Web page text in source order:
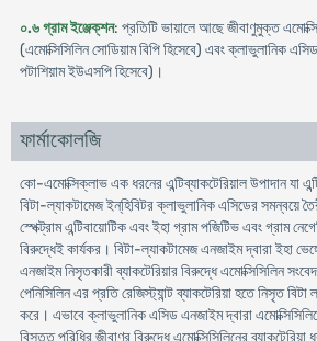
০.৬ গ্রাম ইঞ্জেক্‌শন: প্রতিটি ভায়ালে আছে জীবাণুমুক্ত
(এমোক্সিসিলিন সোডিয়াম বিপি হিসেবে) এবং ক্লাভুলানিক
পটাশিয়াম ইউএসপি হিসেবে)।
ফার্মাকোলজি
কো-এমোক্সিক্লাভ এক ধরনের এন্টিব্যাকটেরিয়াল উপাদান যা
বিটা-ল্যাকটামেজ ইন্‌হিবিটর ক্লাভুলানিক এসিডের সমন্বয়ে
স্পেক্ট্রাম এন্টিবায়োটিক এবং ইহা গ্রাম পজিটিভ এবং গ্রাম
বিরুদ্ধেই কার্যকর। বিটা-ল্যাকটামেজ এনজাইম দ্বারা ইহা
এনজাইম নিসৃতকারী ব্যাকটেরিয়ার বিরুদ্ধে এমোক্সিসিলিন
পেনিসিলিন এর প্রতি রেজিস্ট্যান্ট ব্যাকটেরিয়া হতে নিসৃত
করে। এভাবে ক্লাভুলানিক এসিড এনজাইম দ্বারা
বিস্তৃত পরিধির জীবাণুর বিরুদ্ধে এমোক্সিসিলিনের ব্যাকটেরিয়া